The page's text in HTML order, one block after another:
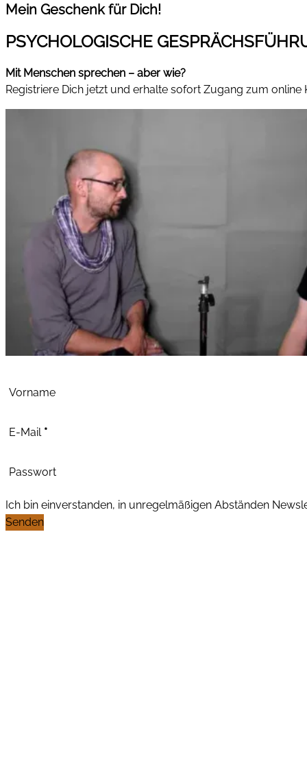
Mein Geschenk für Dich!
PSYCHOLOGISCHE
Mit Menschen sprechen – aber wie?
Registriere Dich jetzt und erhalte sofort Zugang zum online
Vorname
E-Mail *
Passwort
Ich bin einverstanden, in unregelmäßigen Abständen
Senden